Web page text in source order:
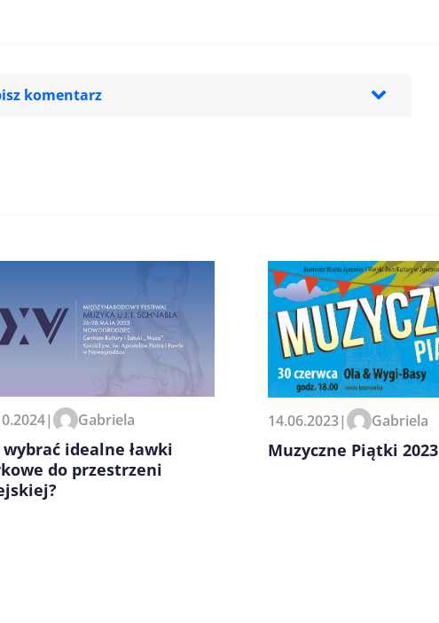
komentarz
przeglądarce podczas pisania
| Gabriela
wybrać idealne ławki
do przestrzeni
14.06.2023| Gabriela
Muzyczne Piątki 2023